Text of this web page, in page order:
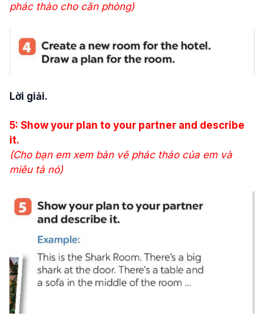
phác thảo cho căn phòng)
Lời giải.
5: Show your plan to your partner and describe
it.
(Cho bạn em xem bản vẽ phác thảo của em và
miêu tả nó)